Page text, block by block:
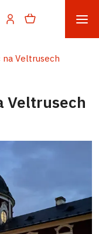
na Veltrusech
Veltrusech